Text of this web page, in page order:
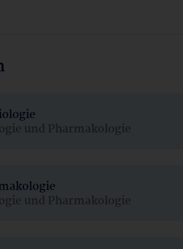
und Pharmakologie
und Pharmakologie